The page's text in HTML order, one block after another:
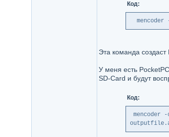
Код:
mencoder
Эта команда
У меня есть
SD-Card и будут
Код:
mencoder